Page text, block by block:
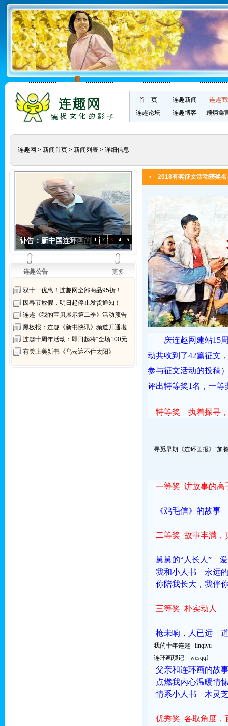
首 页 连趣新闻
连趣
连趣论坛
连趣博客 顾炳鑫
连趣网 > 新闻首页> 新闻列表> 详细信息
讣告：新中国连环画的“保护
1 2 3 4 5
连趣公告 更多
双十一优惠！连趣网全部商品95折！
因春节放假，明日起停止发货通知！
连趣《我的宝贝展示第二季》活动预告
黑板报：连趣《新书快讯》频道开通啦
连趣十周年活动：即日起将“全场100元
有关上美新书《乌云遮不住太阳》
• 2018有奖征文活动获奖名
庆连趣网建站15
动共收到了42篇征文
参与征文活动的投稿
评出特等奖1名，一等
特等奖 执着探寻
寻觅早期《连环画报》“
一等奖 讲故事的高
《鸡毛信》的故事
二等奖 故事丰满，
舅舅的“人长人”
我和小人书 永远
你陪我长大，我伴
三等奖 朴实动人
枪未响，人已远
我的十年连趣 linqiyu
连环画琐记 wesqqf
父亲和连环画的
点燃我内心温暖情
情系小人书 木灵
优秀奖 各取角度，